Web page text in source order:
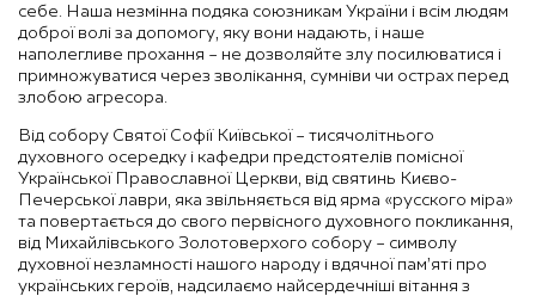
себе. Наша незмінна подяка союзникам України і всім людям
доброї волі за допомогу, яку вони надають, і наше
наполегливе прохання – не дозволяйте злу посилюватися і
примножуватися через зволікання, сумніви чи острах перед
злобою агресора.
Від собору Святої Софії Київської – тисячолітнього
духовного осередку і кафедри предстоятелів помісної
Української Православної Церкви, від святинь Києво-
Печерської лаври, яка звільняється від ярма «русского міра»
та повертається до свого первісного духовного покликання,
від Михайлівського Золотоверхого собору – символу
духовної незламності нашого народу і вдячної пам’яті про
українських героїв, надсилаємо найсердечніші вітання з